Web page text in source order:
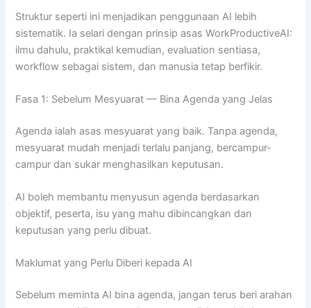
Struktur seperti ini menjadikan penggunaan AI lebih
sistematik. Ia selari dengan prinsip asas WorkProductiveAI:
ilmu dahulu, praktikal kemudian, evaluation sentiasa,
workflow sebagai sistem, dan manusia tetap berfikir.
Fasa 1: Sebelum Mesyuarat — Bina Agenda yang Jelas
Agenda ialah asas mesyuarat yang baik. Tanpa agenda,
mesyuarat mudah menjadi terlalu panjang, bercampur-
campur dan sukar menghasilkan keputusan.
AI boleh membantu menyusun agenda berdasarkan
objektif, peserta, isu yang mahu dibincangkan dan
keputusan yang perlu dibuat.
Maklumat yang Perlu Diberi kepada AI
Sebelum meminta AI bina agenda, jangan terus beri arahan